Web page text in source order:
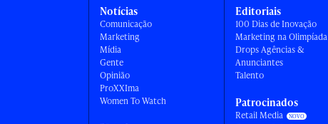
Notícias
Comunicação
Marketing
Mídia
Gente
Opinião
ProXXIma
Women To Watch
Editoriais
100 Dias de Inovação
Marketing na Olimpíada
Drops Agências &
Anunciantes
Talento
Patrocinados
Retail Media